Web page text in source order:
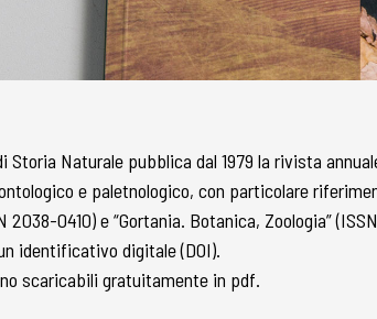
Storia Naturale pubblica dal 1979 la rivista
e paletnologico, con particolare
2038-0410) e “Gortania. Botanica, Zoologia”
identificativo digitale (DOI).
scaricabili gratuitamente in pdf.